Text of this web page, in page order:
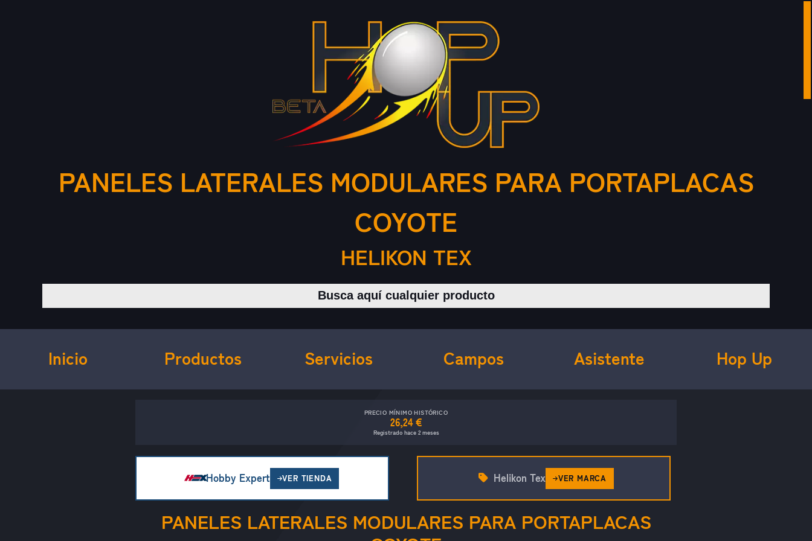
PANELES LATERALES MODULARES PARA PORTAPLACAS
COYOTE
HELIKON TEX
Buscar productos
Inicio Productos Servicios Campos Asistente Hop Up
PRECIO MÍNIMO HISTÓRICO
26,24 €
Registrado hace 2 meses
Hobby Expert VER TIENDA
PANELES LATERALES MODULARES PARA PORTAPLACAS
Helikon Tex VER MARCA